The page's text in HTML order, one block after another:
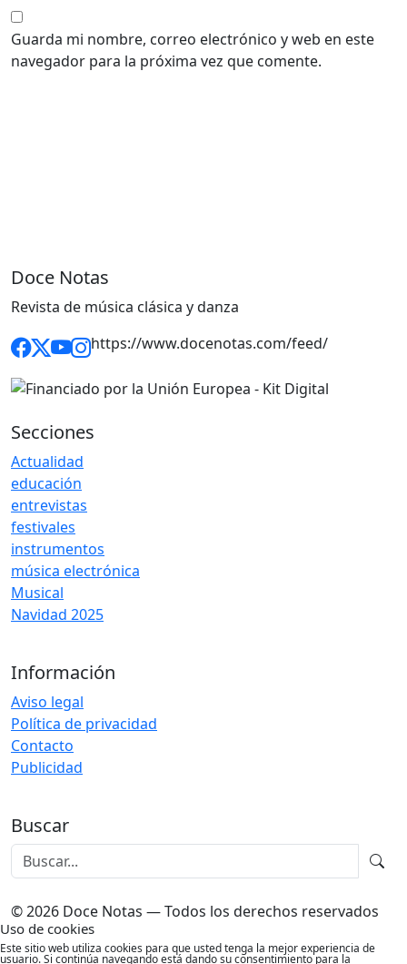
Guarda mi nombre, correo electrónico y web en este
navegador para la próxima vez que comente.
Doce Notas
Revista de música clásica y danza
https://www.docenotas.com/feed/
Secciones
Actualidad
educación
entrevistas
festivales
instrumentos
música electrónica
Musical
Navidad 2025
Información
Aviso legal
Política de privacidad
Contacto
Publicidad
Buscar
© 2026 Doce Notas — Todos los derechos reservados
Uso de cookies
Este sitio web utiliza cookies para que usted tenga la mejor experiencia de
usuario. Si continúa navegando está dando su consentimiento para la